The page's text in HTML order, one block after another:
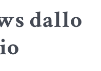
dallo